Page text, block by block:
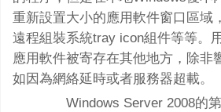
重新設置大小的應用軟件窗口區域
遠程組裝系統tray icon組件等等。
應用軟件被寄存在其他地方，除非
如因為網絡延時或者服務器超載。
Windows Server 2008的第